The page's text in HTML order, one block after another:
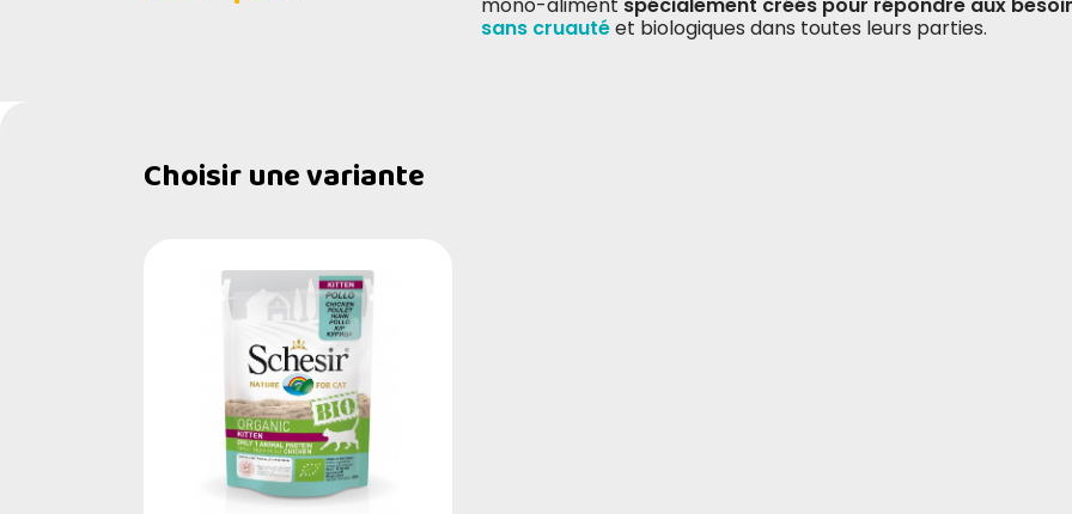
mono-aliment spécialement créés pour répondre aux
sans cruautéet biologiques dans toutes leurs parties.
Choisir une variante